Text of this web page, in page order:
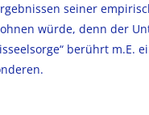
seiner
würde, denn der
berührt m.E.